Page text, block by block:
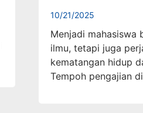
10/21/2025
Menjadi mahasiswa
ilmu, tetapi juga
kematangan hidup
Tempoh pengajian